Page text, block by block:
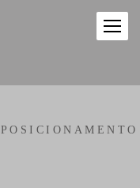
POSICIONAMENTO